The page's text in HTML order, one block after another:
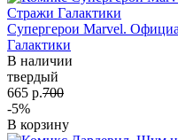
Супергерои Marvel.
Галактики
В наличии
твердый
665 р.700
-5%
В корзину